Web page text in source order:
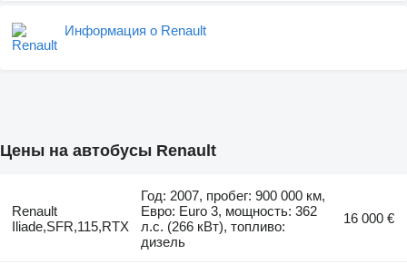
Информация о Renault
Цены на автобусы Renault
Renault
Iliade,SFR,115,RTX
Год: 2007, пробег: 900 000 км,
Евро: Euro 3, мощность: 362
л.с. (266 кВт), топливо:
дизель
16 000 €